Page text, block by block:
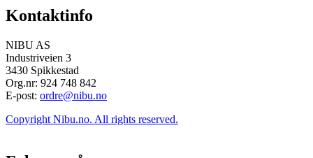
Kontaktinfo
NIBU AS
Industriveien 3
3430 Spikkestad
Org.nr: 924 748 842
E-post: ordre@nibu.no
Copyright Nibu.no. All rights reserved.